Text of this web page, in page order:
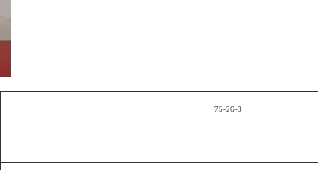
75-26-3